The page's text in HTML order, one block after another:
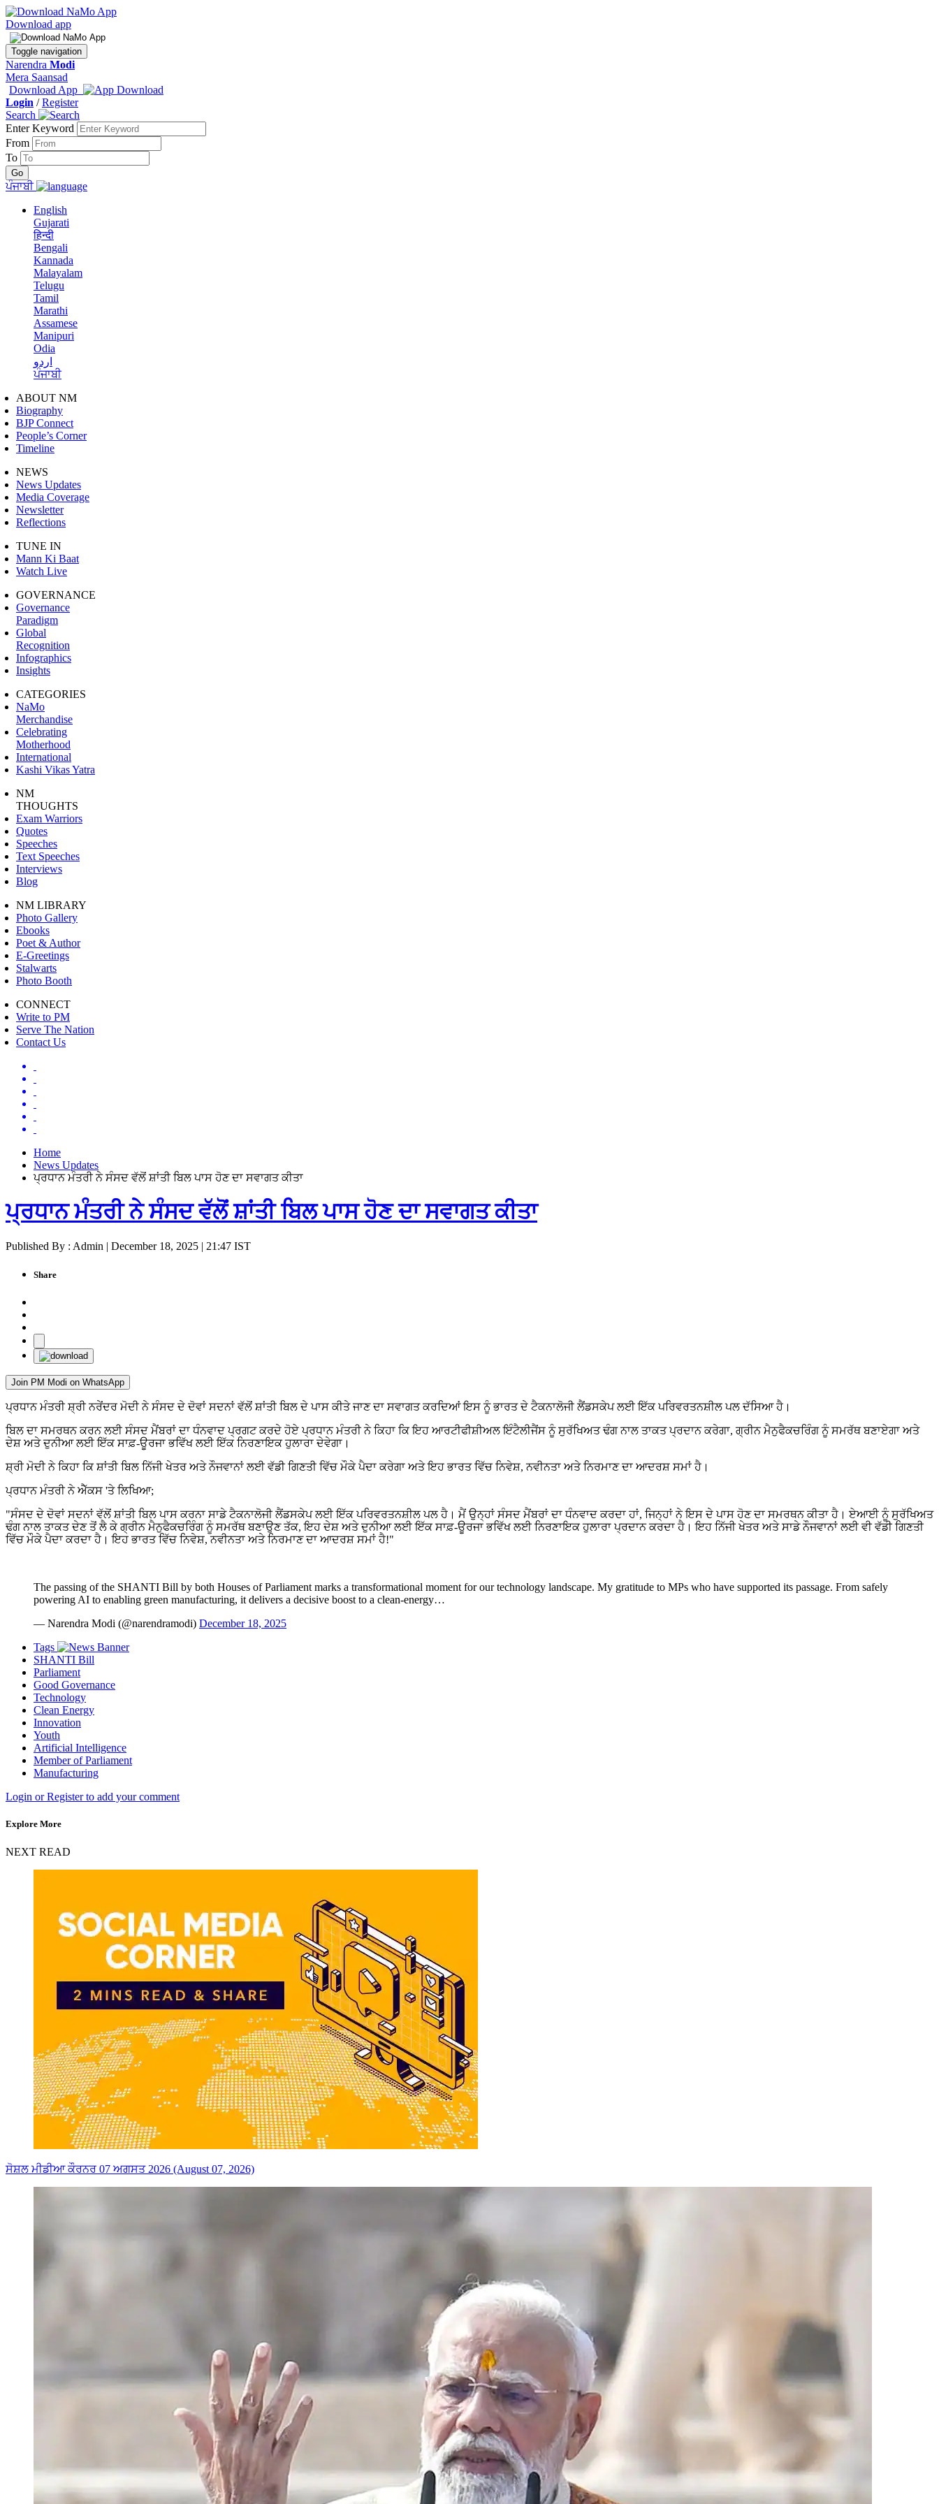
Download app
Toggle navigation
Narendra Modi
Mera Saansad
Download App
Login /Register
Search
Enter Keyword
From
To
ਪੰਜਾਬੀ
English
Gujarati
हिन्दी
Bengali
Kannada
Malayalam
Telugu
Tamil
Marathi
Assamese
Manipuri
Odia
اردو
ਪੰਜਾਬੀ
ABOUT NM
Biography
BJP Connect
People’s Corner
Timeline
NEWS
News Updates
Media Coverage
Newsletter
Reflections
TUNE IN
Mann Ki Baat
Watch Live
GOVERNANCE
Governance
Paradigm
Global
Recognition
Infographics
Insights
CATEGORIES
NaMo
Merchandise
Celebrating
Motherhood
International
Kashi Vikas Yatra
NM
THOUGHTS
Exam Warriors
Quotes
Speeches
Text Speeches
Interviews
Blog
NM LIBRARY
Photo Gallery
Ebooks
Poet & Author
E-Greetings
Stalwarts
Photo Booth
CONNECT
Write to PM
Serve The Nation
Contact Us
Home
News Updates
ਪ੍ਰਧਾਨ ਮੰਤਰੀ ਨੇ ਸੰਸਦ ਵੱਲੋਂ ਸ਼ਾਂਤੀ ਬਿਲ ਪਾਸ ਹੋਣ ਦਾ ਸਵਾਗਤ ਕੀਤਾ
ਪ੍ਰਧਾਨ ਮੰਤਰੀ ਨੇ ਸੰਸਦ ਵੱਲੋਂ ਸ਼ਾਂਤੀ ਬਿਲ ਪਾਸ ਹੋਣ ਦਾ ਸਵਾਗਤ ਕੀਤਾ
Published By : Admin | December 18, 2025 | 21:47 IST
Share
Join PM Modi on WhatsApp
ਪ੍ਰਧਾਨ ਮੰਤਰੀ ਸ਼੍ਰੀ ਨਰੇਂਦਰ ਮੋਦੀ ਨੇ ਸੰਸਦ ਦੇ ਦੋਵਾਂ ਸਦਨਾਂ ਵੱਲੋਂ ਸ਼ਾਂਤੀ ਬਿਲ ਦੇ ਪਾਸ ਕੀਤੇ ਜਾਣ ਦਾ ਸਵਾਗਤ ਕਰਦਿਆਂ ਇਸ ਨੂੰ ਭਾਰਤ ਦੇ ਟੈਕਨਾਲੋਜੀ ਲੈਂਡਸਕੇਪ ਲਈ ਇੱਕ ਪਰਿਵਰਤਨਸ਼ੀਲ ਪਲ ਦੱਸਿਆ ਹੈ।
ਬਿਲ ਦਾ ਸਮਰਥਨ ਕਰਨ ਲਈ ਸੰਸਦ ਮੈਂਬਰਾਂ ਦਾ ਧੰਨਵਾਦ ਪ੍ਰਗਟ ਕਰਦੇ ਹੋਏ ਪ੍ਰਧਾਨ ਮੰਤਰੀ ਨੇ ਕਿਹਾ ਕਿ ਇਹ ਆਰਟੀਫੀਸ਼ੀਅਲ ਇੰਟੈਲੀਜੈਂਸ ਨੂੰ ਸੁਰੱਖਿਅਤ ਢੰਗ ਨਾਲ ਤਾਕਤ ਪ੍ਰਦਾਨ ਕਰੇਗਾ, ਗ੍ਰੀਨ ਮੈਨੁਫੈਕਚਰਿੰਗ ਨੂੰ ਸਮਰੱਥ ਬਣਾਏਗਾ ਅਤੇ
ਦੇਸ਼ ਅਤੇ ਦੁਨੀਆ ਲਈ ਇੱਕ ਸਾਫ਼-ਊਰਜਾ ਭਵਿੱਖ ਲਈ ਇੱਕ ਨਿਰਣਾਇਕ ਹੁਲਾਰਾ ਦੇਵੇਗਾ।
ਸ਼੍ਰੀ ਮੋਦੀ ਨੇ ਕਿਹਾ ਕਿ ਸ਼ਾਂਤੀ ਬਿਲ ਨਿੱਜੀ ਖੇਤਰ ਅਤੇ ਨੌਜਵਾਨਾਂ ਲਈ ਵੱਡੀ ਗਿਣਤੀ ਵਿੱਚ ਮੌਕੇ ਪੈਦਾ ਕਰੇਗਾ ਅਤੇ ਇਹ ਭਾਰਤ ਵਿੱਚ ਨਿਵੇਸ਼, ਨਵੀਨਤਾ ਅਤੇ ਨਿਰਮਾਣ ਦਾ ਆਦਰਸ਼ ਸਮਾਂ ਹੈ।
ਪ੍ਰਧਾਨ ਮੰਤਰੀ ਨੇ ਐੱਕਸ 'ਤੇ ਲਿਖਿਆ;
"ਸੰਸਦ ਦੇ ਦੋਵਾਂ ਸਦਨਾਂ ਵੱਲੋਂ ਸ਼ਾਂਤੀ ਬਿਲ ਪਾਸ ਕਰਨਾ ਸਾਡੇ ਟੈਕਨਾਲੋਜੀ ਲੈਂਡਸਕੇਪ ਲਈ ਇੱਕ ਪਰਿਵਰਤਨਸ਼ੀਲ ਪਲ ਹੈ। ਮੈਂ ਉਨ੍ਹਾਂ ਸੰਸਦ ਮੈਂਬਰਾਂ ਦਾ ਧੰਨਵਾਦ ਕਰਦਾ ਹਾਂ, ਜਿਨ੍ਹਾਂ ਨੇ ਇਸ ਦੇ ਪਾਸ ਹੋਣ ਦਾ ਸਮਰਥਨ ਕੀਤਾ ਹੈ। ਏਆਈ ਨੂੰ ਸੁਰੱਖਿਅਤ
ਢੰਗ ਨਾਲ ਤਾਕਤ ਦੇਣ ਤੋਂ ਲੈ ਕੇ ਗ੍ਰੀਨ ਮੈਨੁਫੈਕਚਰਿੰਗ ਨੂੰ ਸਮਰੱਥ ਬਣਾਉਣ ਤੱਕ, ਇਹ ਦੇਸ਼ ਅਤੇ ਦੁਨੀਆ ਲਈ ਇੱਕ ਸਾਫ਼-ਊਰਜਾ ਭਵਿੱਖ ਲਈ ਨਿਰਣਾਇਕ ਹੁਲਾਰਾ ਪ੍ਰਦਾਨ ਕਰਦਾ ਹੈ। ਇਹ ਨਿੱਜੀ ਖੇਤਰ ਅਤੇ ਸਾਡੇ ਨੌਜਵਾਨਾਂ ਲਈ ਵੀ ਵੱਡੀ ਗਿਣਤੀ
ਵਿੱਚ ਮੌਕੇ ਪੈਦਾ ਕਰਦਾ ਹੈ। ਇਹ ਭਾਰਤ ਵਿੱਚ ਨਿਵੇਸ਼, ਨਵੀਨਤਾ ਅਤੇ ਨਿਰਮਾਣ ਦਾ ਆਦਰਸ਼ ਸਮਾਂ ਹੈ!"
The passing of the SHANTI Bill by both Houses of Parliament marks a transformational moment for our technology landscape. My gratitude to MPs who have supported its passage. From safely
powering AI to enabling green manufacturing, it delivers a decisive boost to a clean-energy…
— Narendra Modi (@narendramodi) December 18, 2025
Tags
SHANTI Bill
Parliament
Good Governance
Technology
Clean Energy
Innovation
Youth
Artificial Intelligence
Member of Parliament
Manufacturing
Login or Register to add your comment
Explore More
NEXT READ
ਸੋਸ਼ਲ ਮੀਡੀਆ ਕੌਰਨਰ 07 ਅਗਸਤ 2026 (August 07, 2026)